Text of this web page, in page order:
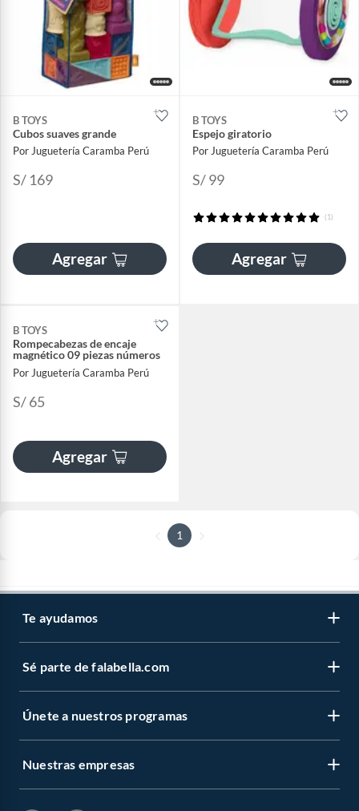
B TOYS
Cubos suaves grande
Por Juguetería Caramba Perú
S/ 169
Agregar
B TOYS
Espejo giratorio
Por Juguetería Caramba Perú
S/ 99
(1)
Agregar
B TOYS
Rompecabezas de encaje
magnético 09 piezas números
Por Juguetería Caramba Perú
S/ 65
Agregar
1
Te ayudamos
Sé parte de falabella.com
Únete a nuestros programas
Nuestras empresas